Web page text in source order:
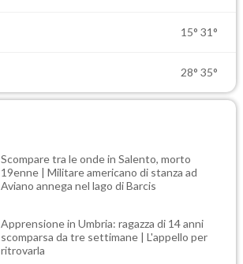
15° 31°
28° 35°
Scompare tra le onde in Salento, morto
19enne | Militare americano di stanza ad
Aviano annega nel lago di Barcis
Apprensione in Umbria: ragazza di 14 anni
scomparsa da tre settimane | L'appello per
ritrovarla